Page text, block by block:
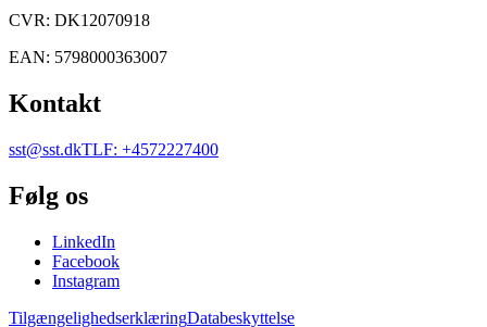
CVR: DK12070918
EAN: 5798000363007
Kontakt
sst@sst.dkTLF: +4572227400
Følg os
LinkedIn
Facebook
Instagram
TilgængelighedserklæringDatabeskyttelse